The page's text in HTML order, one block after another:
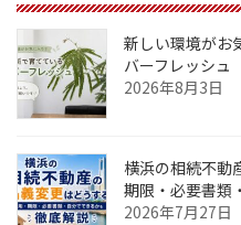
新しい環境がお
バーフレッシュ
2026年8月3日
横浜の相続不動
期限・必要書類
2026年7月27日